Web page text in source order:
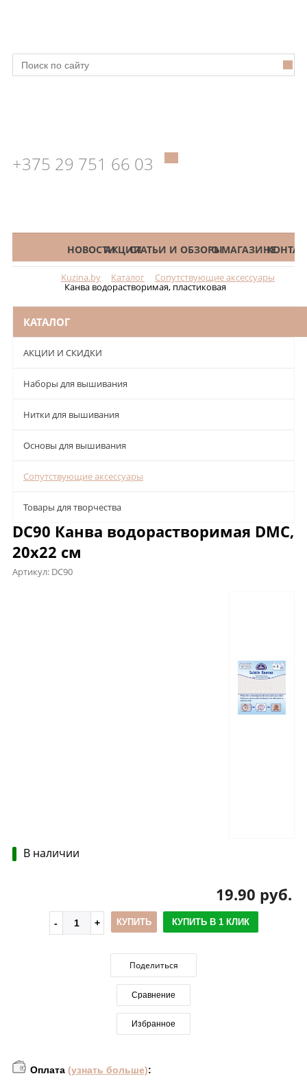
+375 29 751 66 03
КАТАЛОГНОВОСТИАКЦИИСТАТЬИ И ОБЗОРЫО МАГАЗИНЕ
Kuzina.by Каталог Сопутствующие аксессуары
Канва водорастворимая, пластиковая
КАТАЛОГ
АКЦИИ И СКИДКИ
Наборы для вышивания
Нитки для вышивания
Основы для вышивания
Сопутствующие аксессуары
Товары для творчества
DC90 Канва водорастворимая DMC,
20х22 см
Артикул: DC90
В наличии
19.90 руб.
КУПИТЬ КУПИТЬ В 1 КЛИК
Поделиться
Сравнение
Избранное
Оплата (узнать больше):